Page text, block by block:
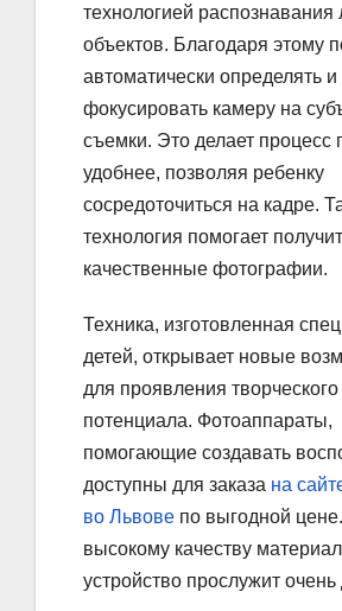
технологией распознавания
объектов. Благодаря этому
автоматически определять и
фокусировать камеру на
съемки. Это делает процесс
удобнее, позволяя ребенку
сосредоточиться на кадре.
технология помогает
качественные фотографии.
Техника, изготовленная
детей, открывает новые
для проявления творческого
потенциала. Фотоаппараты,
помогающие создавать
доступны для заказа на
во Львове по выгодной
высокому качеству
устройство прослужит очень